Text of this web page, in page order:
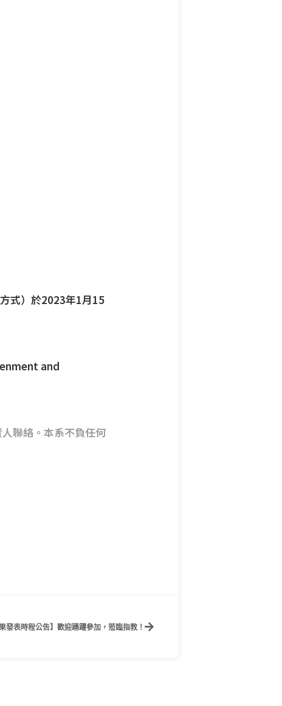
式）於2023年1月15
and
聯絡。本系不負任何
發表時程公告】歡迎踴躍參加，蒞臨指教！